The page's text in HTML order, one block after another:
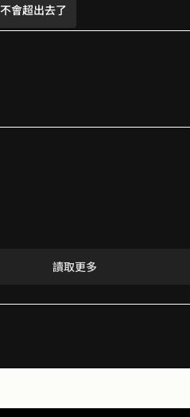
還有pien🥺
哭
會超出去了
會超出去了
讀取更多